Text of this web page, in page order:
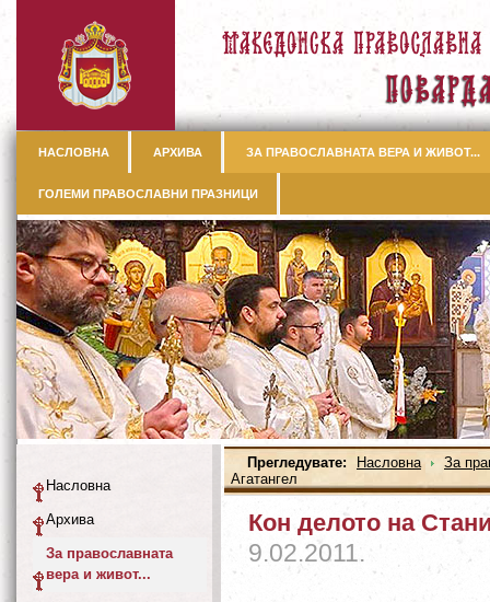
НАСЛОВНА АРХИВА ЗА ПРАВОСЛАВНАТА ВЕРА И ЖИВОТ...
ГОЛЕМИ ПРАВОСЛАВНИ ПРАЗНИЦИ
Прегледувате: Насловна
За
Агатангел
Кон делото на
9.02.2011.
Насловна
Архива
За православната
вера и живот...